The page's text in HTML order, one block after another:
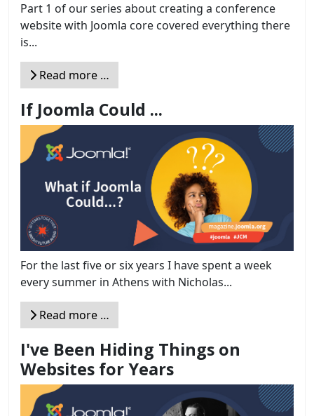
Part 1 of our series about creating a conference
website with Joomla core covered everything there
is...
Read more …
If Joomla Could ...
For the last five or six years I have spent a week
every summer in Athens with Nicholas...
Read more …
I've Been Hiding Things on
Websites for Years